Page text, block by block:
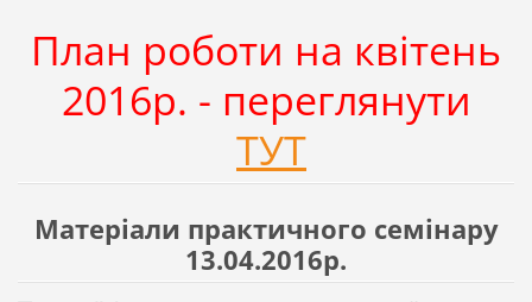
План роботи на квітень
2016р. - переглянути
ТУТ
Матеріали практичного семінару
13.04.2016р.